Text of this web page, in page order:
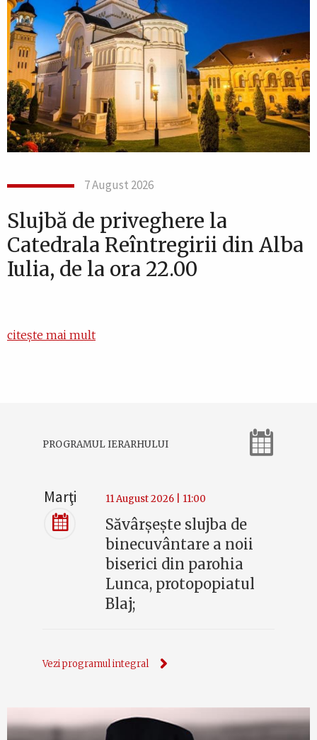
7 August 2026
Slujbă de priveghere la
Catedrala Reîntregirii din Alba
Iulia, de la ora 22.00
citește mai mult
PROGRAMUL IERARHULUI
Marţi 11 August 2026 | 11:00
Săvârșește slujba de
binecuvântare a noii
biserici din parohia
Lunca, protopopiatul
Blaj;
Vezi programul integral